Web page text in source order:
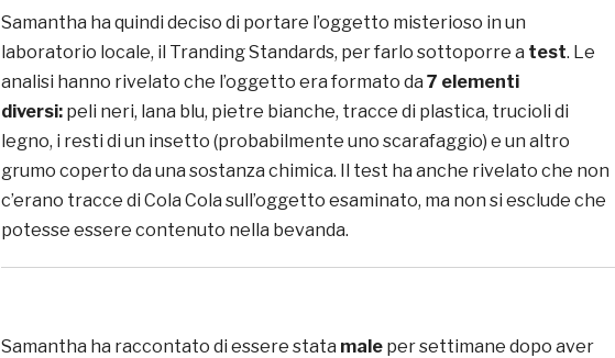
Samantha ha quindi deciso di portare l’oggetto misterioso in un
laboratorio locale, il Tranding Standards, per farlo sottoporre a test. Le
analisi hanno rivelato che l’oggetto era formato da 7 elementi
diversi: peli neri, lana blu, pietre bianche, tracce di plastica, trucioli di
legno, i resti di un insetto (probabilmente uno scarafaggio) e un altro
grumo coperto da una sostanza chimica. Il test ha anche rivelato che non
c’erano tracce di Cola Cola sull’oggetto esaminato, ma non si esclude che
potesse essere contenuto nella bevanda.
Samantha ha raccontato di essere stata male per settimane dopo aver